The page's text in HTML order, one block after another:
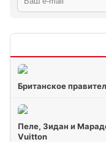
Британское
Пеле, Зидан и
Vuitton